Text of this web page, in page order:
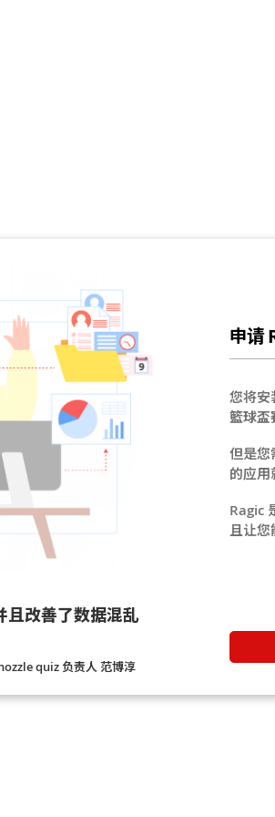
且改善了数据混乱
quiz 负责人 范博淳
申请
您将安
籃球盃
但是您
的应用
Ragic
且让您